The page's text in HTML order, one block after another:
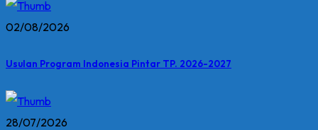
02/08/2026
Usulan Program Indonesia Pintar TP. 2026-2027
28/07/2026